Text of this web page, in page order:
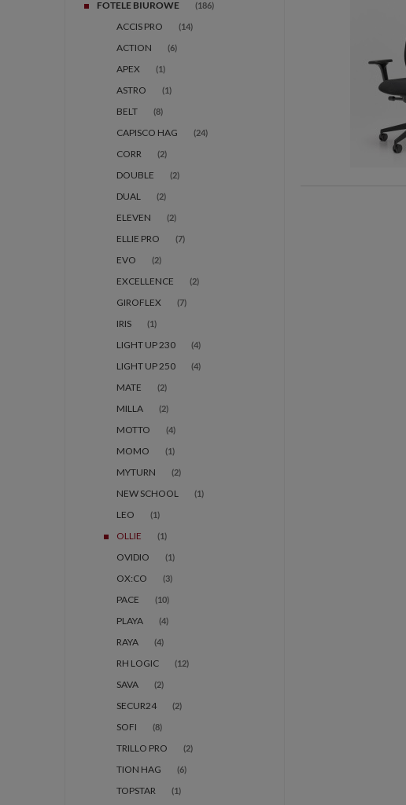
FOTELE BIUROWE (186)
ACCIS PRO (14)
ACTION (6)
APEX (1)
ASTRO (1)
BELT (8)
CAPISCO HAG (24)
CORR (2)
DOUBLE (2)
DUAL (2)
ELEVEN (2)
ELLIE PRO (7)
EVO (2)
EXCELLENCE (2)
GIROFLEX (7)
IRIS (1)
LIGHT UP 230 (4)
LIGHT UP 250 (4)
MATE (2)
MILLA (2)
MOTTO (4)
MOMO (1)
MYTURN (2)
NEW SCHOOL (1)
LEO (1)
OLLIE (1)
OVIDIO (1)
OX:CO (3)
PACE (10)
PLAYA (4)
RAYA (4)
RH LOGIC (12)
SAVA (2)
SECUR24 (2)
SOFI (8)
TRILLO PRO (2)
TION HAG (6)
TOPSTAR (1)